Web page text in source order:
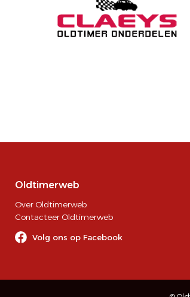
Oldtimerweb
Over Oldtimerweb
Contacteer Oldtimerweb
Volg ons op Facebook